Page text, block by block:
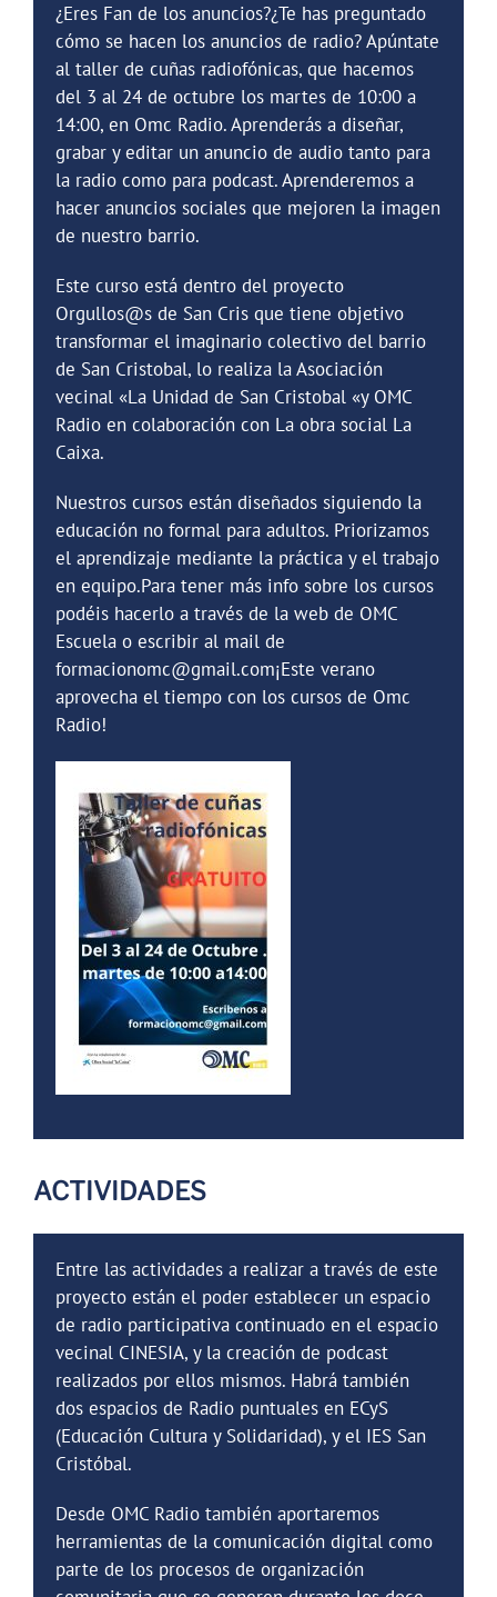
¿Eres Fan de los anuncios?¿Te has preguntado
cómo se hacen los anuncios de radio? Apúntate
al taller de cuñas radiofónicas, que hacemos
del 3 al 24 de octubre los martes de 10:00 a
14:00, en Omc Radio. Aprenderás a diseñar,
grabar y editar un anuncio de audio tanto para
la radio como para podcast. Aprenderemos a
hacer anuncios sociales que mejoren la imagen
de nuestro barrio.
Este curso está dentro del proyecto
Orgullos@s de San Cris que tiene objetivo
transformar el imaginario colectivo del barrio
de San Cristobal, lo realiza la Asociación
vecinal «La Unidad de San Cristobal «y OMC
Radio en colaboración con La obra social La
Caixa.
Nuestros cursos están diseñados siguiendo la
educación no formal para adultos. Priorizamos
el aprendizaje mediante la práctica y el trabajo
en equipo.Para tener más info sobre los cursos
podéis hacerlo a través de la web de OMC
Escuela o escribir al mail de
formacionomc@gmail.com¡Este verano
aprovecha el tiempo con los cursos de Omc
Radio!
ACTIVIDADES
Entre las actividades a realizar a través de este
proyecto están el poder establecer un espacio
de radio participativa continuado en el espacio
vecinal CINESIA, y la creación de podcast
realizados por ellos mismos. Habrá también
dos espacios de Radio puntuales en ECyS
(Educación Cultura y Solidaridad), y el IES San
Cristóbal.
Desde OMC Radio también aportaremos
herramientas de la comunicación digital como
parte de los procesos de organización